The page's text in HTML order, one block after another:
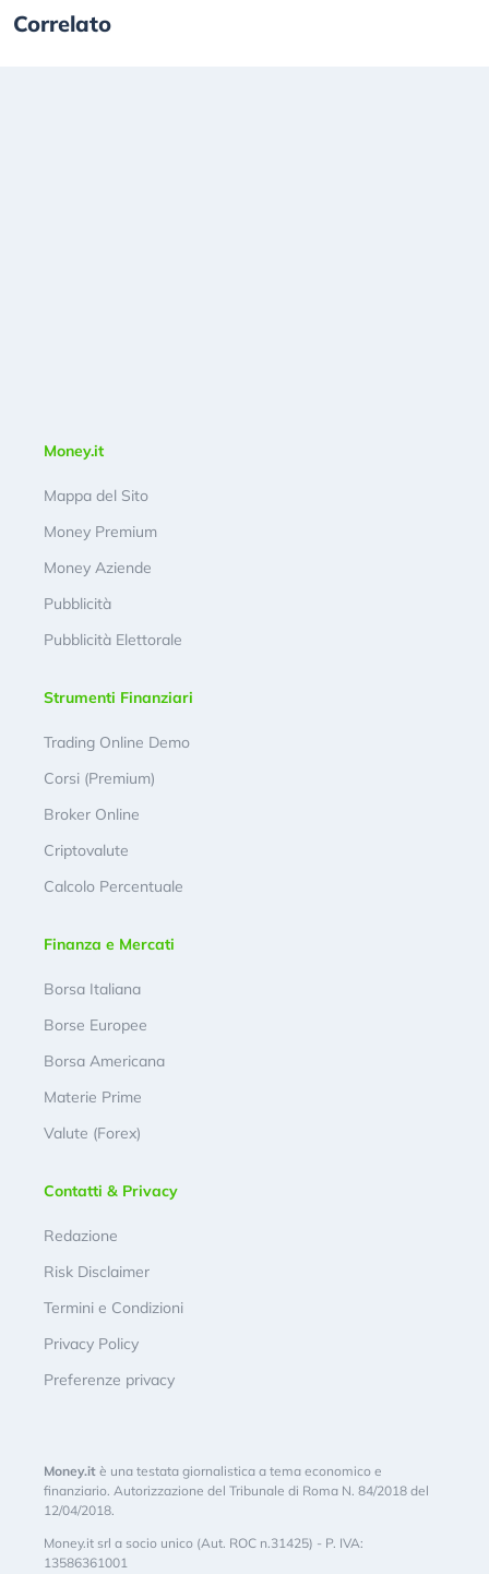
Correlato
Money.it
Mappa del Sito
Money Premium
Money Aziende
Pubblicità
Pubblicità Elettorale
Strumenti Finanziari
Trading Online Demo
Corsi (Premium)
Broker Online
Criptovalute
Calcolo Percentuale
Finanza e Mercati
Borsa Italiana
Borse Europee
Borsa Americana
Materie Prime
Valute (Forex)
Contatti & Privacy
Redazione
Risk Disclaimer
Termini e Condizioni
Privacy Policy
Preferenze privacy
Money.it è una testata giornalistica a tema economico e
finanziario. Autorizzazione del Tribunale di Roma N. 84/2018 del
12/04/2018.
Money.it srl a socio unico (Aut. ROC n.31425) - P. IVA:
13586361001